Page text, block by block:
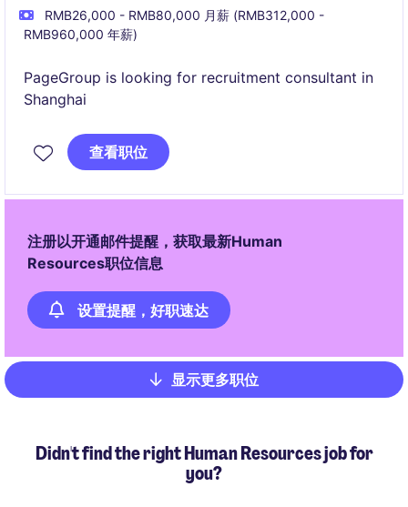
RMB26,000 - RMB80,000 月薪 (RMB312,000 -
RMB960,000 年薪)
PageGroup is looking for recruitment consultant in
Shanghai
查看职位
注册以开通邮件提醒，获取最新Human
Resources职位信息
设置提醒，好职速达
Pagination
显示更多职位
Didn't find the right Human Resources job for
you?